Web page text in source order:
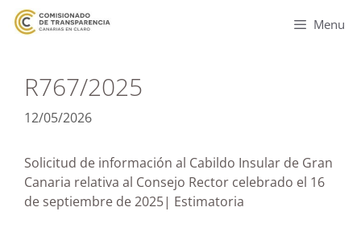
Menu
R767/2025
12/05/2026
Solicitud de información al Cabildo Insular de Gran
Canaria relativa al Consejo Rector celebrado el 16
de septiembre de 2025| Estimatoria